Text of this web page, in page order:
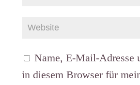
Name, E-Mail-Adresse
in diesem Browser für